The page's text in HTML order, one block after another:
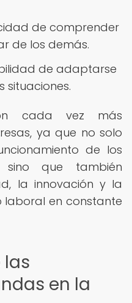
de comprender
de los demás.
de adaptarse
situaciones.
cada vez más
ya que no solo
de los
que también
la innovación y la
laboral en constante
en la